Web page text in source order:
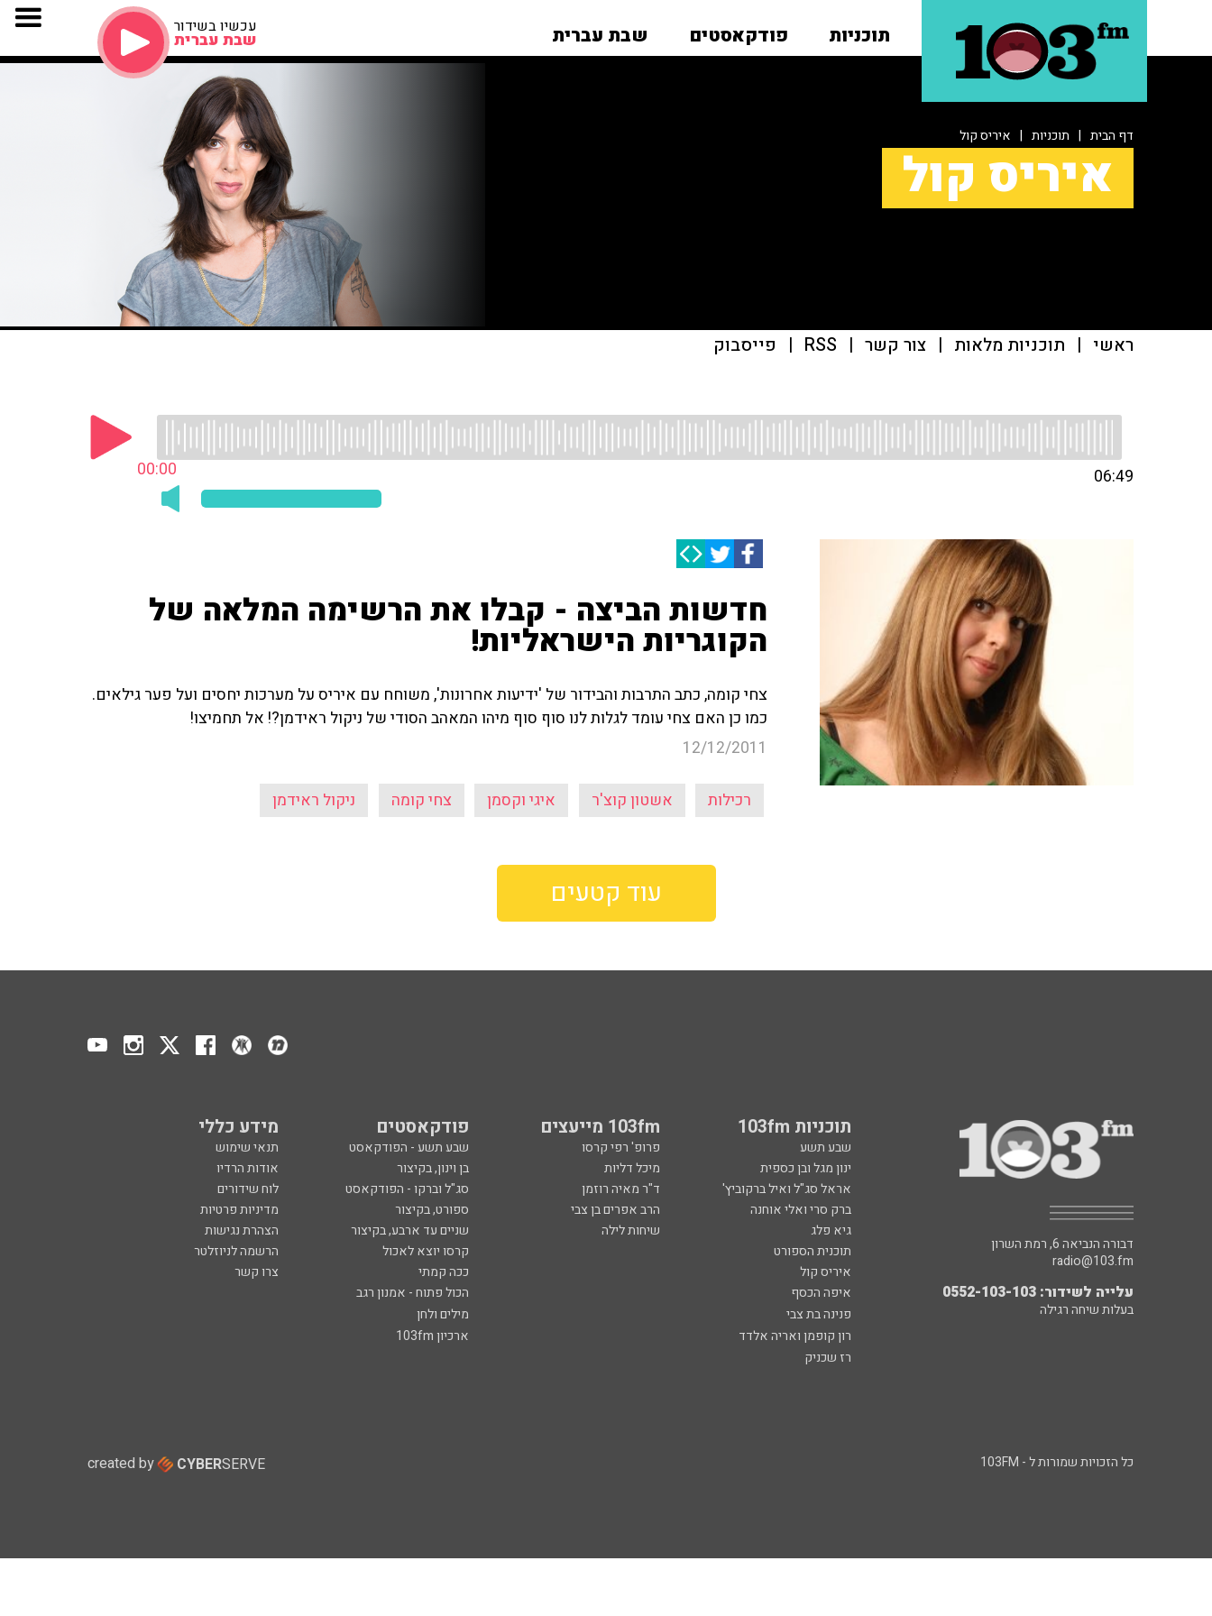
תוכניות פודקאסטים שבת עברית עכשיו בשידור
שבת עברית
דף הבית | תוכניות | איריס קול
איריס קול
ראשי | תוכניות מלאות | צור קשר |
RSS
| פייסבוק
00:00 06:49
חדשות הביצה - קבלו את הרשימה המלאה של
הקוגריות הישראליות!
צחי קומה, כתב התרבות והבידור של 'ידיעות אחרונות', משוחח עם איריס על מערכות יחסים ועל פער גילאים.
כמו כן האם צחי עומד לגלות לנו סוף סוף מיהו המאהב הסודי של ניקול ראידמן?! אל תחמיצו!
12/12/2011
רכילות אשטון קוצ'ר איגי וקסמן צחי קומה ניקול ראידמן
עוד קטעים
תוכניות 103fm 103fm מייעצים פודקאסטים מידע כללי
שבע תשע פרופ' רפי קרסו שבע תשע - הפודקאסט
תנאי שימוש
ינון מגל ובן כספית
מיכל דליות בן וינון, בקיצור
אודות הרדיו
אראל סג"ל ואיל ברקוביץ'
ד"ר מאיה רוזמן סג"ל וברקו - הפודקאסט
לוח שידורים
ברק סרי ואלי אוחנה
הרב אפרים בן צבי ספורט, בקיצור
מדיניות פרטיות
גיא פלג
שיחות לילה שניים עד ארבע, בקיצור
הצהרת נגישות
תוכנית הספורט
קרסו יוצא לאכול
הרשמה לניוזלטר
איריס קול
ככה קמתי
צרו קשר
איפה הכסף
הכול פתוח - אמנון רגב
פנינה בת צבי
מילים ולחן
רון קופמן ואריה אלדד
ארכיון 103fm
רז שכניק
דבורה הנביאה 6, רמת השרון
radio@103.fm
עלייה לשידור: 0552-103-103
בעלות שיחה רגילה
כל הזכויות שמורות ל - 103FM created by CYBERSERVE